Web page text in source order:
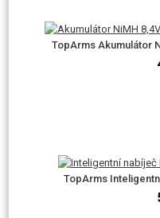
partnerů si můžete prověřit na
Každý kus má na lučíku
číslo. Můžete tak ověřit, zda
TopArms Akumulátor
TopArms